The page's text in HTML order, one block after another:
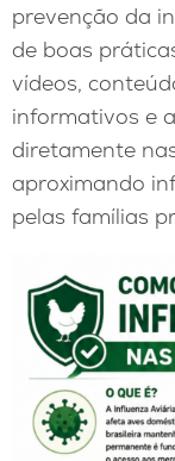
prevenção da
de boas
vídeos,
informativos e
diretamente
aproximando
pelas famílias